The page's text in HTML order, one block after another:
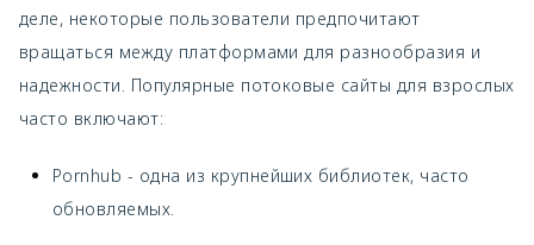
деле, некоторые пользователи предпочитают
вращаться между платформами для разнообразия и
надежности. Популярные потоковые сайты для взрослых
часто включают:
Pornhub - одна из крупнейших библиотек, часто
обновляемых.